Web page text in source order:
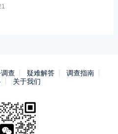
查 疑难解答
调查指南
关于我们